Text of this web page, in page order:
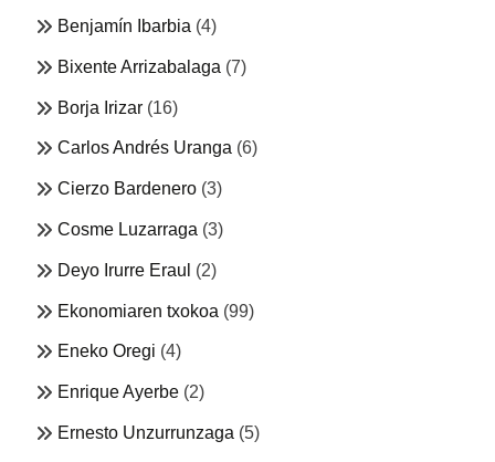
Benjamín Ibarbia (4)
Bixente Arrizabalaga (7)
Borja Irizar (16)
Carlos Andrés Uranga (6)
Cierzo Bardenero (3)
Cosme Luzarraga (3)
Deyo Irurre Eraul (2)
Ekonomiaren txokoa (99)
Eneko Oregi (4)
Enrique Ayerbe (2)
Ernesto Unzurrunzaga (5)